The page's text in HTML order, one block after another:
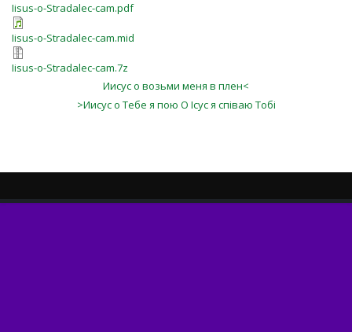
Iisus-o-Stradalec-cam.pdf
Iisus-o-Stradalec-cam.mid
Iisus-o-Stradalec-cam.7z
Иисус о возьми меня в плен<
>Иисус о Тебе я пою О Ісус я співаю Тобі